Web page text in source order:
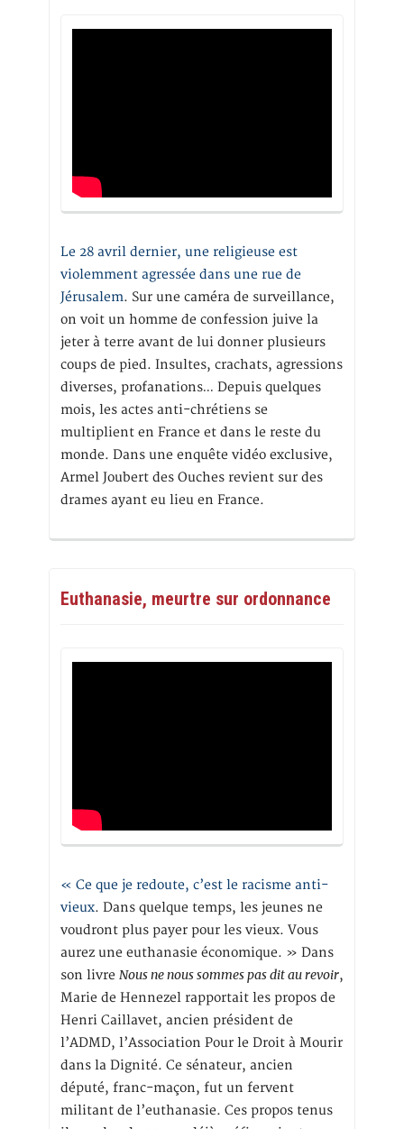
Le 28 avril dernier, une religieuse est
violemment agressée dans une rue de
Jérusalem. Sur une caméra de surveillance,
on voit un homme de confession juive la
jeter à terre avant de lui donner plusieurs
coups de pied. Insultes, crachats, agressions
diverses, profanations… Depuis quelques
mois, les actes anti-chrétiens se
multiplient en France et dans le reste du
monde. Dans une enquête vidéo exclusive,
Armel Joubert des Ouches revient sur des
drames ayant eu lieu en France.
Euthanasie, meurtre sur ordonnance
« Ce que je redoute, c’est le racisme anti-
vieux. Dans quelque temps, les jeunes ne
voudront plus payer pour les vieux. Vous
aurez une euthanasie économique. » Dans
son livre Nous ne nous sommes pas dit au revoir,
Marie de Hennezel rapportait les propos de
Henri Caillavet, ancien président de
l’ADMD, l’Association Pour le Droit à Mourir
dans la Dignité. Ce sénateur, ancien
député, franc-maçon, fut un fervent
militant de l’euthanasie. Ces propos tenus